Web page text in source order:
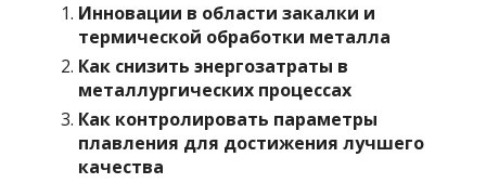
Инновации в области закалки и
термической обработки металла
Как снизить энергозатраты в
металлургических процессах
Как контролировать параметры
плавления для достижения лучшего
качества